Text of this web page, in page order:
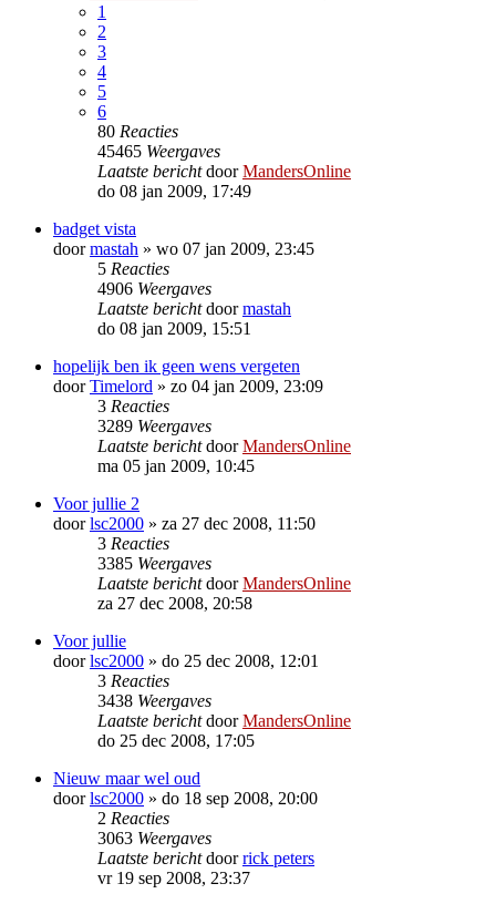
1
2
3
4
5
6
80 Reacties
45465 Weergaves
Laatste berichtdoorMandersOnline
do 08 jan 2009, 17:49
badget vista
doormastah » wo 07 jan 2009, 23:45
5 Reacties
4906 Weergaves
Laatste berichtdoormastah
do 08 jan 2009, 15:51
hopelijk ben ik geen wens vergeten
doorTimelord » zo 04 jan 2009, 23:09
3 Reacties
3289 Weergaves
Laatste berichtdoorMandersOnline
ma 05 jan 2009, 10:45
Voor jullie 2
doorlsc2000 » za 27 dec 2008, 11:50
3 Reacties
3385 Weergaves
Laatste berichtdoorMandersOnline
za 27 dec 2008, 20:58
Voor jullie
doorlsc2000 » do 25 dec 2008, 12:01
3 Reacties
3438 Weergaves
Laatste berichtdoorMandersOnline
do 25 dec 2008, 17:05
Nieuw maar wel oud
doorlsc2000 » do 18 sep 2008, 20:00
2 Reacties
3063 Weergaves
Laatste berichtdoorrick peters
vr 19 sep 2008, 23:37